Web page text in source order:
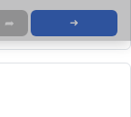
➦ ➜